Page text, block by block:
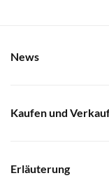
News
Kaufen und
Erläuterung